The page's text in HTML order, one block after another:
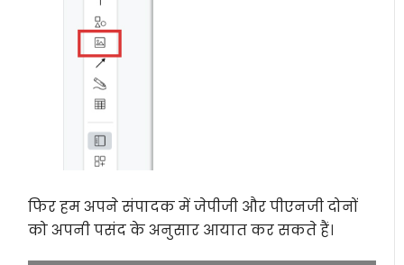
फिर हम अपने संपादक में जेपीजी और पीएनजी दोनों
को अपनी पसंद के अनुसार आयात कर सकते हैं।